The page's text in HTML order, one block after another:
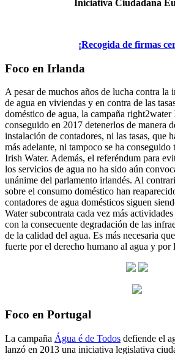
Iniciativa Ciudadana
¡Recogida de firmas
Foco en Irlanda
A pesar de muchos años de lucha contra la
de agua en viviendas y en contra de las
doméstico de agua, la campaña right2water
conseguido en 2017 detenerlos de manera
instalación de contadores, ni las tasas, que
más adelante, ni tampoco se ha conseguido
Irish Water. Además, el referéndum para
los servicios de agua no ha sido aún
unánime del parlamento irlandés. Al
sobre el consumo doméstico han
contadores de agua domésticos siguen
Water subcontrata cada vez más
con la consecuente degradación de las
de la calidad del agua. Es más necesaria
fuerte por el derecho humano al agua y por
Foco en Portugal
La campaña Água é de Todos defiende el
lanzó en 2013 una iniciativa legislativa